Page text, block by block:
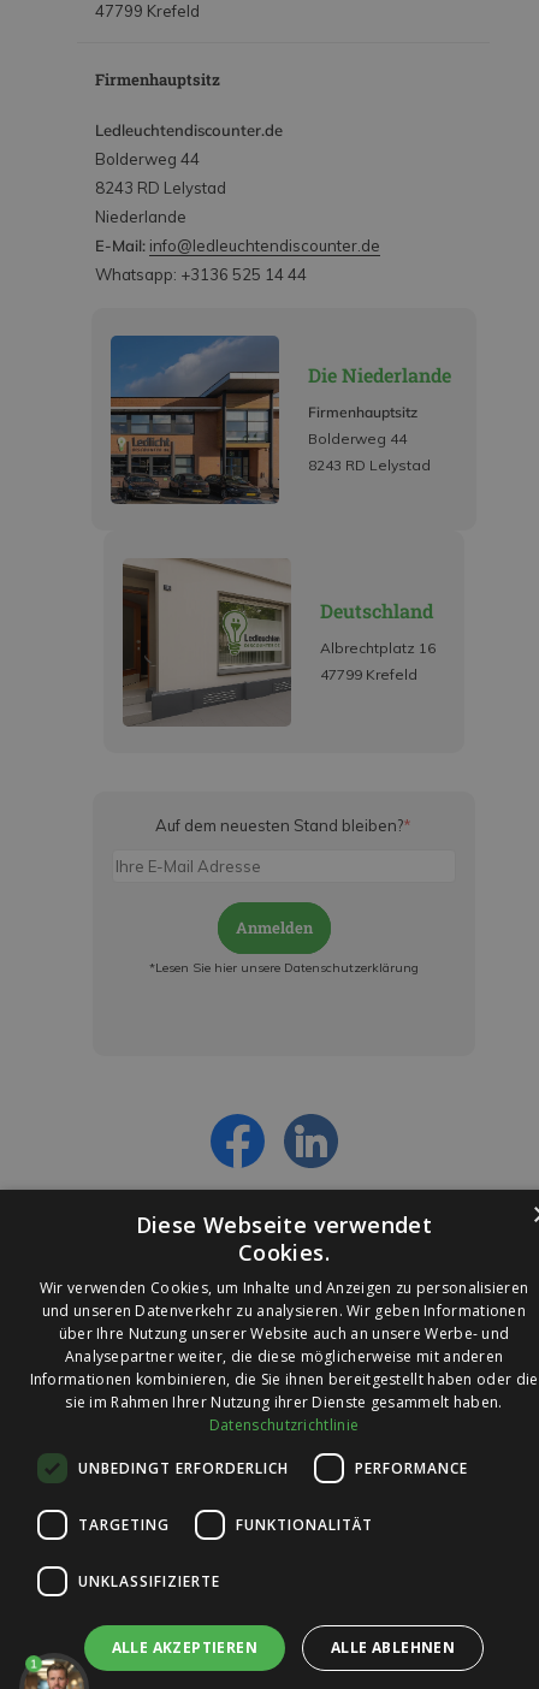
47799 Krefeld
Firmenhauptsitz
Ledleuchtendiscounter.de
Bolderweg 44
8243 RD Lelystad
Niederlande
E-Mail: info@ledleuchtendiscounter.de
Whatsapp: +3136 525 14 44
Die Niederlande
Firmenhauptsitz
Bolderweg 44
8243 RD Lelystad
Deutschland
Albrechtplatz 16
47799 Krefeld
Auf dem neuesten Stand bleiben?*
Anmelden
*Lesen Sie hier unsere Datenschutzerklärung
© 2026 Ledleuchtendiscounter.de
auf
Trusted Shops
1
Diese Webseite verwendet
Cookies.
Wir verwenden Cookies, um Inhalte und Anzeigen zu personalisieren
und unseren Datenverkehr zu analysieren. Wir geben Informationen
über Ihre Nutzung unserer Website auch an unsere Werbe- und
Analysepartner weiter, die diese möglicherweise mit anderen
Informationen kombinieren, die Sie ihnen bereitgestellt haben oder die
sie im Rahmen Ihrer Nutzung ihrer Dienste gesammelt haben.
Datenschutzrichtlinie
UNBEDINGT ERFORDERLICH PERFORMANCE
TARGETING FUNKTIONALITÄT
UNKLASSIFIZIERTE
ALLE AKZEPTIEREN ALLE ABLEHNEN